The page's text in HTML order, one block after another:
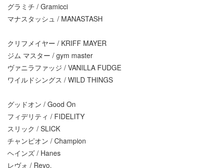
グラミチ / Gramicci
マナスタッシュ / MANASTASH
クリフメイヤー / KRIFF MAYER
ジム マスター / gym master
ヴァニラファッジ / VANILLA FUDGE
ワイルドシングス / WILD THINGS
グッドオン / Good On
フィデリティ / FIDELITY
スリック / SLICK
チャンピオン / Champion
ヘインズ / Hanes
レヴォ / Revo.